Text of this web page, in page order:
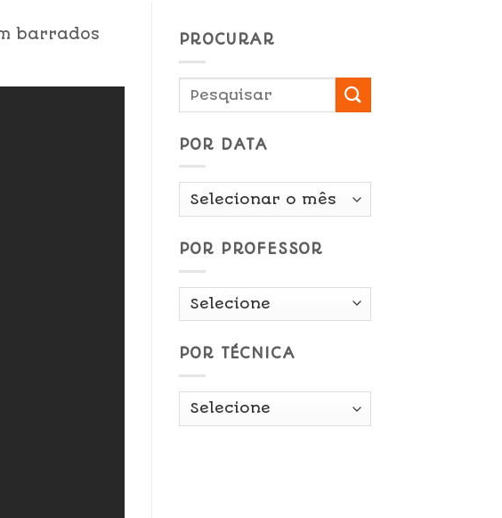
barrados
PROCURAR
POR DATA
Por
POR PROFESSOR
POR TÉCNICA